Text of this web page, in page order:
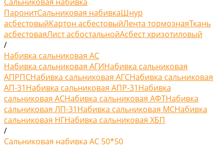
ПаронитСальниковая набивкаШнур
асбестовыйКартон асбестовыйЛента тормознаяТкань
асбестоваяЛист асбостальнойАсбест хризотиловый
/
Набивка сальниковая АС
Набивка сальниковая АГИНабивка сальниковая
АПРПСНабивка сальниковая АГСНабивка сальниковая
АП-31Набивка сальниковая АПР-31Набивка
сальниковая АСНабивка сальниковая АФТНабивка
сальниковая ЛП-31Набивка сальниковая МСНабивка
сальниковая НГНабивка сальниковая ХБП
/
Сальниковая набивка АС 50*50